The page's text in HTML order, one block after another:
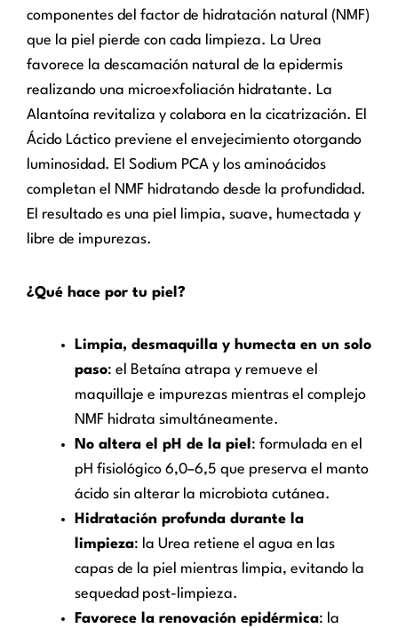
componentes del factor de hidratación natural (NMF)
que la piel pierde con cada limpieza. La Urea
favorece la descamación natural de la epidermis
realizando una microexfoliación hidratante. La
Alantoína revitaliza y colabora en la cicatrización. El
Ácido Láctico previene el envejecimiento otorgando
luminosidad. El Sodium PCA y los aminoácidos
completan el NMF hidratando desde la profundidad.
El resultado es una piel limpia, suave, humectada y
libre de impurezas.
¿Qué hace por tu piel?
Limpia, desmaquilla y humecta en un solo
paso: el Betaína atrapa y remueve el
maquillaje e impurezas mientras el complejo
NMF hidrata simultáneamente.
No altera el pH de la piel : formulada en el
pH fisiológico 6,0–6,5 que preserva el manto
ácido sin alterar la microbiota cutánea.
Hidratación profunda durante la
limpieza: la Urea retiene el agua en las
capas de la piel mientras limpia, evitando la
sequedad post-limpieza.
Favorece la renovación epidérmica: la